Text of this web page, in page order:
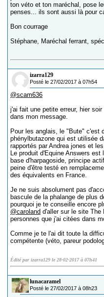
ton véto et ton maréchal, pose
penses... ils sont aussi là pour
Bon courrage
Stéphane, Maréchal ferrant,
izarra129
Posté le 27/02/2017 à 07h54
@scam636
j'ai fait une petite erreur, hier
dans mon message.
Pour les anglais, le "Bute" c'est
phénylbutazone qui est utilisée
rapportés par Andrea jones et
Le produit d'Equine Answers
base d'harpagoside, principe
peine d'être testé en
des équivalents en France.
Je ne suis absolument pas
bascule de la phalange de plus
pourquoi je te conseille encore
@caroland d'aller sur le site The
personnes que j'ai citées dans
Comme je te l'ai dit toute la
compétente (véto, pareur
Édité par izarra129 le 28-02-2017 à 07h41
lunacaramel
Posté le 27/02/2017 à 08h23